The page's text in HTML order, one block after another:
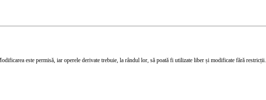
este permisă, iar operele derivate trebuie, la rândul lor, să poată fi utilizate liber și modificate fără restricții.